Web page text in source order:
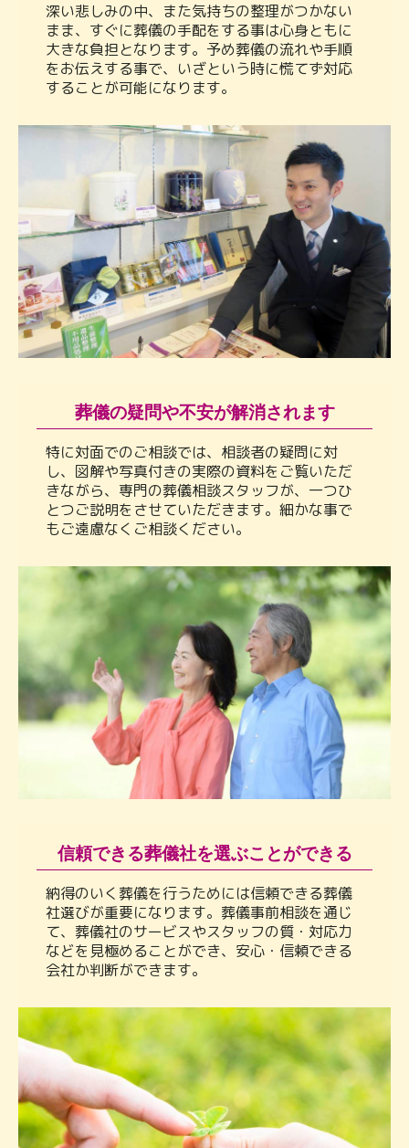
深い悲しみの中、また気持ちの整理がつかない
まま、すぐに葬儀の手配をする事は心身ともに
大きな負担となります。予め葬儀の流れや手順
をお伝えする事で、いざという時に慌てず対応
することが可能になります。
葬儀の疑問や不安が解消されます
特に対面でのご相談では、相談者の疑問に対
し、図解や写真付きの実際の資料をご覧いただ
きながら、専門の葬儀相談スタッフが、一つひ
とつご説明をさせていただきます。細かな事で
もご遠慮なくご相談ください。
信頼できる葬儀社を選ぶことができる
納得のいく葬儀を行うためには信頼できる葬儀
社選びが重要になります。葬儀事前相談を通じ
て、葬儀社のサービスやスタッフの質・対応力
などを見極めることができ、安心・信頼できる
会社か判断ができます。